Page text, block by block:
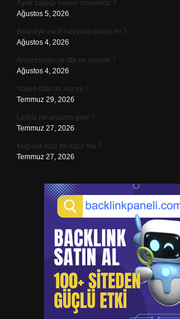
Ayak sağlığı neden önemlidir ?
Ağustos 5, 2026
Belediye evcil hayvana bakar mı ?
Ağustos 4, 2026
Amortisman ve itfa ne demek ?
Ağustos 4, 2026
Yosun bitki mi alg mi ?
Temmuz 29, 2026
Lebriz ne anlama gelir ?
Temmuz 27, 2026
Kuğular etçil mi otçul mu ?
Temmuz 27, 2026